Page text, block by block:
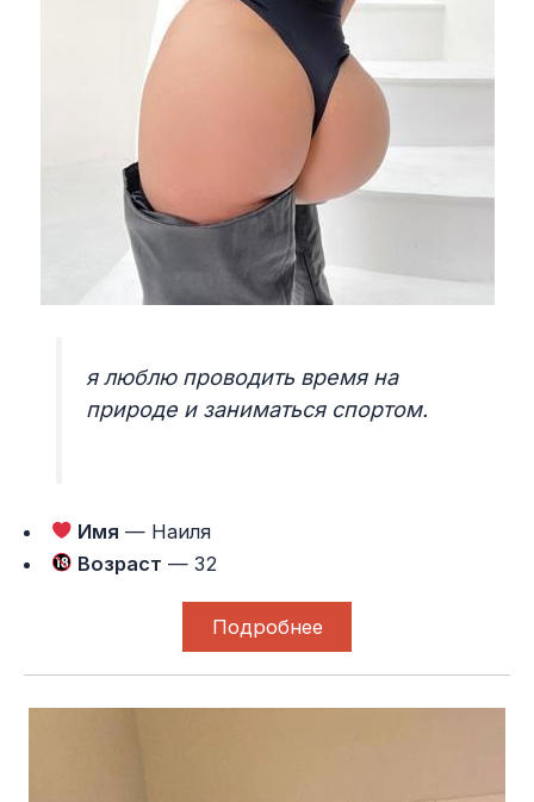
я люблю проводить время на
природе и заниматься спортом.
Имя — Наиля
Возраст — 32
Подробнее